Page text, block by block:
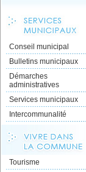
Conseil municipal
Bulletins municipaux
Démarches
administratives
Services municipaux
Intercommunalité
Tourisme